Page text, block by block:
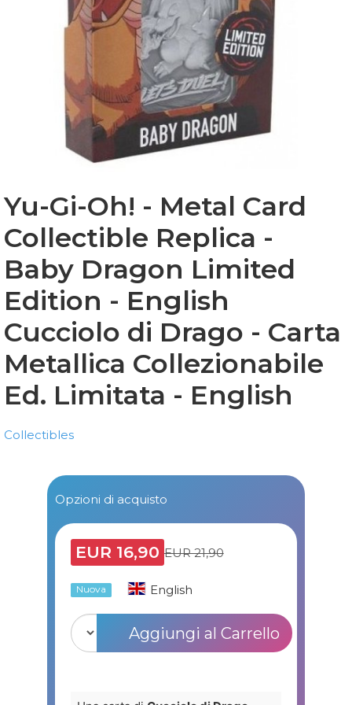
Yu-Gi-Oh! - Metal Card
Collectible Replica -
Baby Dragon Limited
Edition - English
Cucciolo di Drago - Carta
Metallica Collezionabile
Ed. Limitata - English
Collectibles
Opzioni di acquisto
EUR 16,90 EUR 21,90
Nuova English
Aggiungi al Carrello